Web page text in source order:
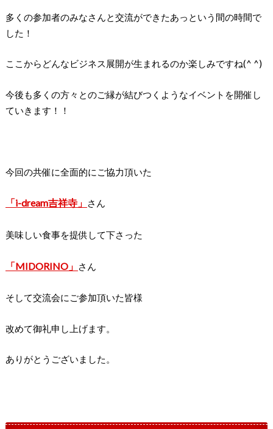
多くの参加者のみなさんと交流ができたあっという間の時間で
した！
ここからどんなビジネス展開が生まれるのか楽しみですね(^ ^)
今後も多くの方々とのご縁が結びつくようなイベントを開催し
ていきます！！
今回の共催に全面的にご協力頂いた
「i-dream吉祥寺」 さん
美味しい食事を提供して下さった
「MIDORINO」 さん
そして交流会にご参加頂いた皆様
改めて御礼申し上げます。
ありがとうございました。